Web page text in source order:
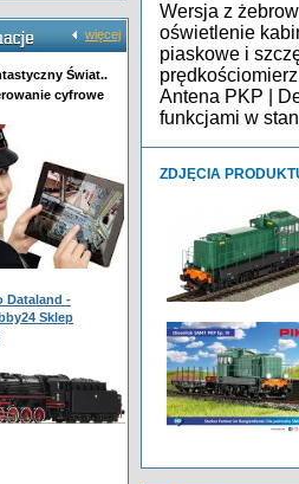
więcej
Świat..
cyfrowe
Wersja z
oświetlenie
piaskowe i
Antena PKP |
funkcjami w
ZDJĘCIA